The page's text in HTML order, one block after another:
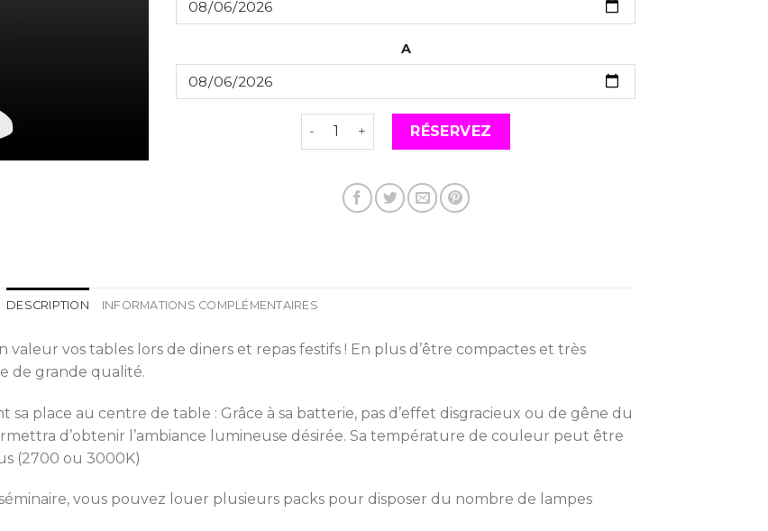
A
quantité de PACK LIGHT DINER 2
RÉSERVEZ
DESCRIPTION INFORMATIONS COMPLÉMENTAIRES
valeur vos tables lors de diners et repas festifs ! En plus d’être compactes et très
de grande qualité.
place au centre de table : Grâce à sa batterie, pas d’effet disgracieux ou de gêne du
d’obtenir l’ambiance lumineuse désirée. Sa température de couleur peut être
(2700 ou 3000K)
vous pouvez louer plusieurs packs pour disposer du nombre de lampes